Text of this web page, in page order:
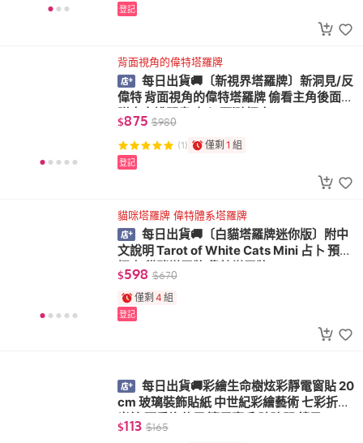
登記
背面視角的偉特塔羅牌
每日出貨🚚〔新視界塔羅牌〕新洞見/反
偉特 背面視角的偉特塔羅牌 偷看主角後面
附中文說明書 占卜 預測 探索
$875 $980
(1) 僅剩 1 組
登記
貓咪塔羅牌 偉特體系塔羅牌
每日出貨🚚〔白貓塔羅牌迷你版〕附中
文說明 Tarot of White Cats Mini 占卜 預測
探索 貓咪塔羅牌 偉特塔羅牌
$598 $670
僅剩 4 組
登記
每日出貨🚚彩繪生命樹炫彩靜電窗貼 20
cm 玻璃裝飾貼紙 中世紀彩繪藝術 七彩折射
光線 可重複使用 適用窗戶 玻璃門 鏡子
$113 $165